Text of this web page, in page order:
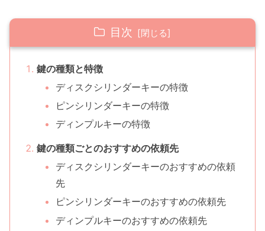
目次
鍵の種類と特徴
ディスクシリンダーキーの特徴
ピンシリンダーキーの特徴
ディンプルキーの特徴
鍵の種類ごとのおすすめの依頼先
ディスクシリンダーキーのおすすめの依頼
先
ピンシリンダーキーのおすすめの依頼先
ディンプルキーのおすすめの依頼先